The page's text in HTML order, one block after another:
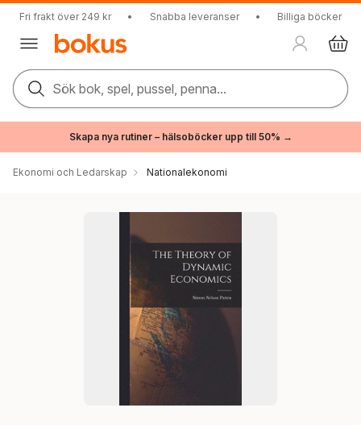
Fri frakt över 249 kr • Snabba leveranser • Billiga böcker
Sök bok, spel, pussel, penna...
Skapa nya rutiner – hälsoböcker upp till 50% →
Ekonomi och Ledarskap Nationalekonomi